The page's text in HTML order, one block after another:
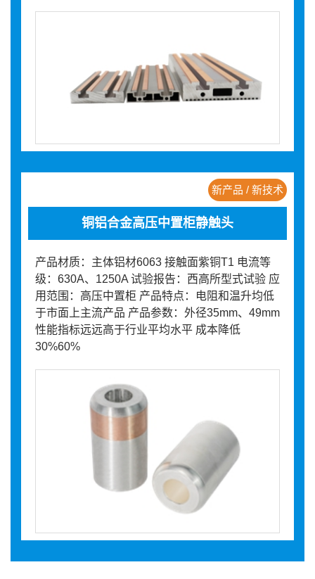
新产品 / 新技术
铜铝合金高压中置柜静触头
产品材质：主体铝材6063 接触面紫铜T1 电流等
级：630A、1250A 试验报告：西高所型式试验 应
用范围：高压中置柜 产品特点：电阻和温升均低
于市面上主流产品 产品参数：外径35mm、49mm
性能指标远远高于行业平均水平 成本降低
30%60%